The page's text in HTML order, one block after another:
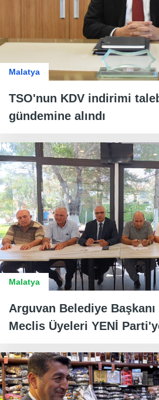
Malatya
TSO'nun KDV indirimi
gündemine alındı
Malatya
Arguvan Belediye
Meclis Üyeleri YENİ